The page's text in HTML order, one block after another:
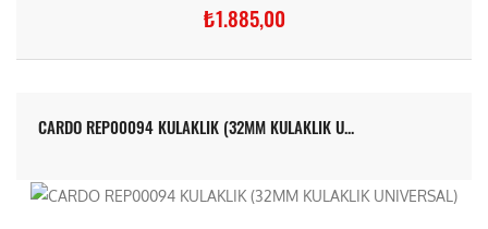
₺1.885,00
CARDO REP00094 KULAKLIK (32MM KULAKLIK U...